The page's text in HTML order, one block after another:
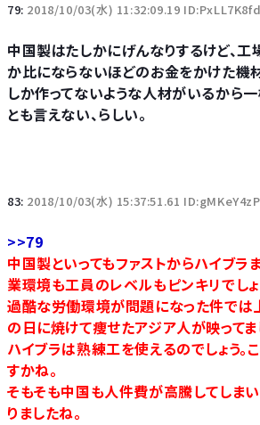
79: 2018/10/03(水) 11:32:09.19 ID:PxLL7K8fd
中国製はたしかにげんなりするけど、
か比にならないほどのお金をかけた機
しか作ってないような人材がいるから
とも言えない、らしい。
83: 2018/10/03(水) 15:37:51.61
>>79
中国製といってもファストからハイブラ
業環境も工員のレベルもピンキリでしょ
過酷な労働環境が問題になった件では
の日に焼けて痩せたアジア人が映ってま
ハイブラは熟練工を使えるのでしょう。
すかね。
そもそも中国も人件費が高騰してしま
りましたね。